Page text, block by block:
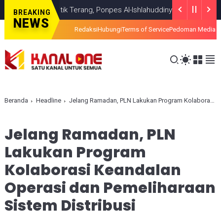
BREAKING
NEWS
Titik Terang, Ponpes Al-Ishlahuddiny Keluarkan Maklumlat
RedaksiHubungiTerms of ServicePedoman Media
Beranda Headline Jelang Ramadan, PLN Lakukan Program Kolaborasi Keandalan Operasi dan Pemeliharaan Sistem Distribusi
Jelang Ramadan, PLN
Lakukan Program
Kolaborasi Keandalan
Operasi dan Pemeliharaan
Sistem Distribusi